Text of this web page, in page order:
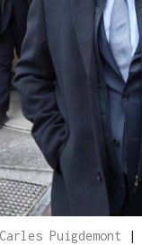
Puigdemont |